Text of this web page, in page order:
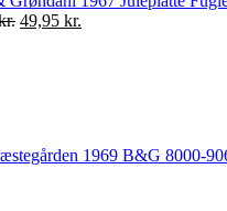
Den
49,95 kr.
1969 B&G 8000-